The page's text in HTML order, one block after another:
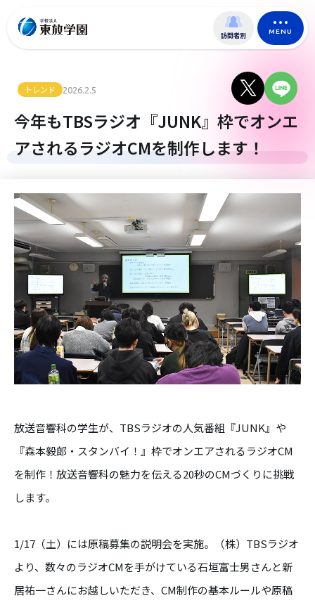
訪問者別 MENU
トレンド 2026.2.5
今年もTBSラジオ『JUNK』枠でオンエ
アされるラジオCMを制作します！
放送音響科の学生が、TBSラジオの人気番組『JUNK』や
『森本毅郎・スタンバイ！』枠でオンエアされるラジオCM
を制作！放送音響科の魅力を伝える20秒のCMづくりに挑戦
します。
1/17（土）には原稿募集の説明会を実施。（株）TBSラジオ
より、数々のラジオCMを手がけている石垣富士男さんと新
居祐一さんにお越しいただき、CM制作の基本ルールや原稿